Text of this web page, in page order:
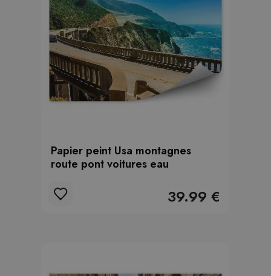
Papier peint Usa montagnes
route pont voitures eau
39.99 €